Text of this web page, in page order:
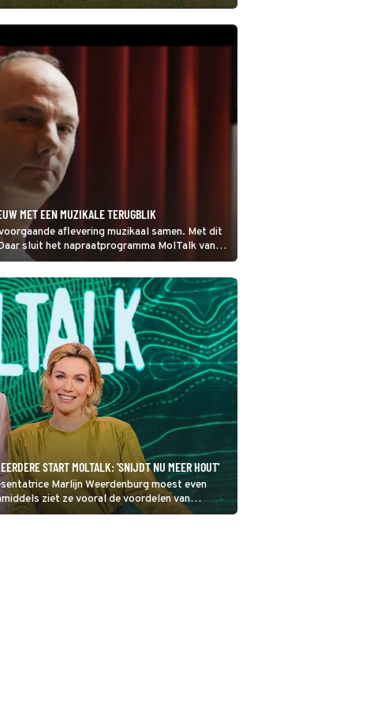
ruim driehonderd vragen beantwoorden
en gedrag, daarna volgt een
MET EEN MUZIKALE TERUGBLIK
aflevering muzikaal samen. Met dit
sluit het napraatprogramma MolTalk van
START MOLTALK: 'SNIJDT NU MEER HOUT'
Marlijn Weerdenburg moest even
ziet ze vooral de voordelen van